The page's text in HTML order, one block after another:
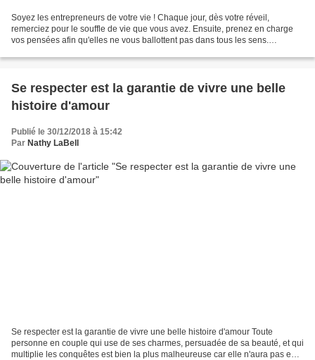
Soyez les entrepreneurs de votre vie ! Chaque jour, dès votre réveil,
remerciez pour le souffle de vie que vous avez. Ensuite, prenez en charge
vos pensées afin qu'elles ne vous ballottent pas dans tous les sens.
Se respecter est la garantie de vivre une belle
histoire d'amour
Publié le 30/12/2018 à 15:42
Par Nathy LaBell
Se respecter est la garantie de vivre une belle histoire d'amour Toute
personne en couple qui use de ses charmes, persuadée de sa beauté, et qui
multiplie les conquêtes est bien la plus malheureuse car elle n'aura pas eu